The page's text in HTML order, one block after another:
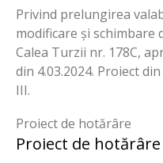
Privind prelungirea
modificare și schimbare
Calea Turzii nr. 178C,
din 4.03.2024. Proiect
III.
Proiect de hotărâre
Proiect de